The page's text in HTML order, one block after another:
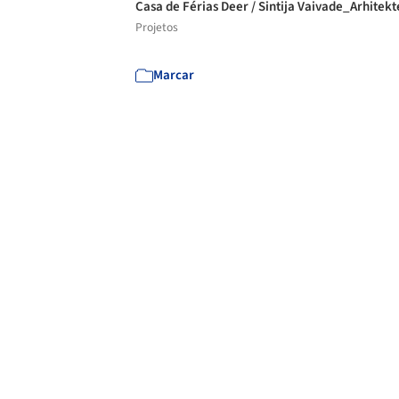
Casa de Férias Deer / Sintija
Projetos
Marcar